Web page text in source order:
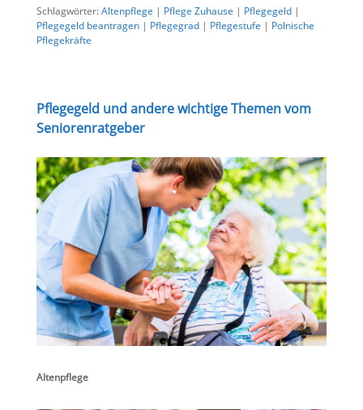
Schlagwörter:Altenpflege | Pflege Zuhause | Pflegegeld|
Pflegegeld beantragen| Pflegegrad| Pflegestufe | Polnische
Pflegekräfte
Pflegegeld und andere wichtige Themen vom
Seniorenratgeber
Altenpflege